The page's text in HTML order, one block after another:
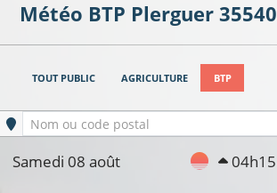
Météo BTP Plerguer 35540
TOUT PUBLIC AGRICULTURE BTP
Ville sélectionnée
Nom ou code postal
Samedi 08 août 04h15